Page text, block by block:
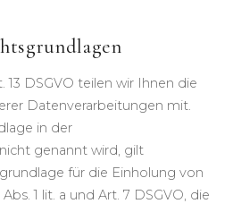
13 DSGVO teilen wir Ihnen die
Datenverarbeitungen mit.
in der
genannt wird, gilt
für die Einholung von
1 lit. a und Art. 7 DSGVO, die